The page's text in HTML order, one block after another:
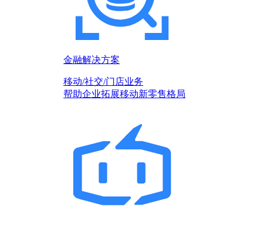
金融解决方案
移动/社交/门店业务
帮助企业拓展移动新零售格局